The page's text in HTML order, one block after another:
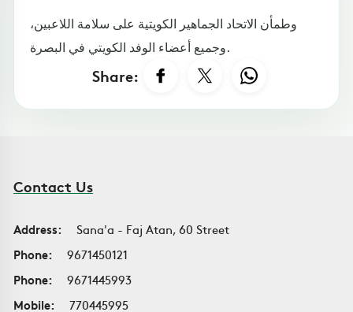
وطمأن الاتحاد الجماهير الكويتية على سلامة اللاعبين،
وجميع أعضاء الوفد الكويتي في البصرة.
Share:
Contact Us
Address:
Sana'a - Faj Atan, 60 Street
Phone:
9671450121
Phone:
9671445993
Mobile:
770445995